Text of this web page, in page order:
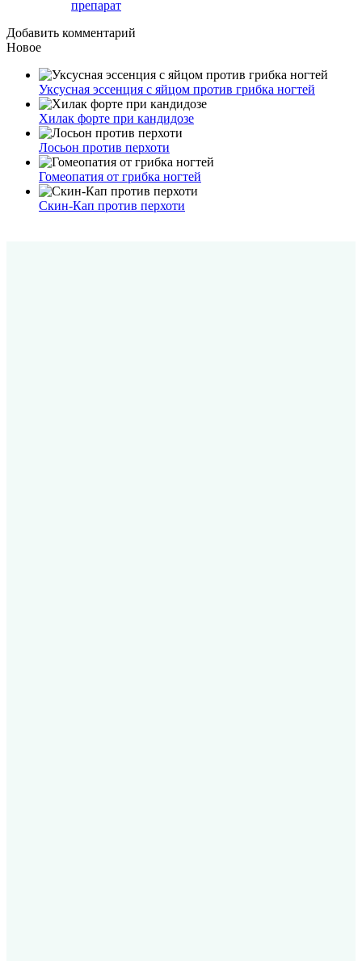
препарат
Добавить комментарий
Новое
Уксусная эссенция с яйцом против грибка ногтей
Хилак форте при кандидозе
Лосьон против перхоти
Гомеопатия от грибка ногтей
Скин-Кап против перхоти